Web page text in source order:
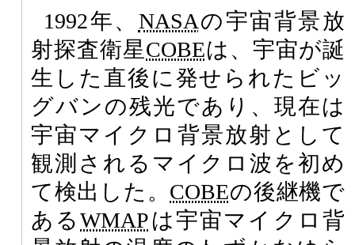
1992年、 NASAの宇宙背景放
射探査衛星COBEは、宇宙が誕
生した直後に発せられたビッ
グバンの残光であり、現在は
宇宙マイクロ背景放射として
観測されるマイクロ波を初め
て検出した。 COBEの後継機で
あるWMAPは宇宙マイクロ背